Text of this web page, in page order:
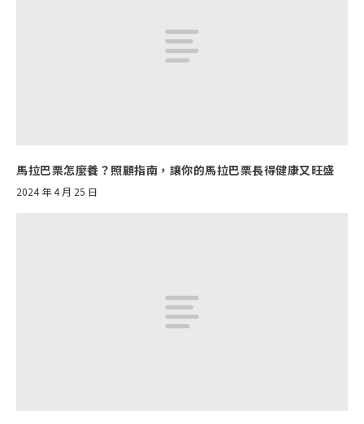
馬拉巴栗怎麼養？照顧指南，讓你的馬拉巴栗長得健康又旺盛
2024 年 4 月 25 日